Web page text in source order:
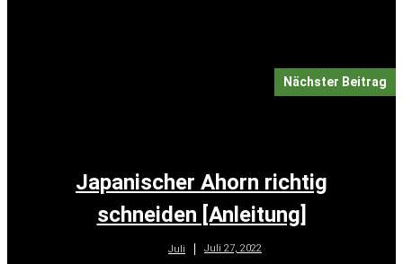
Nächster Beitrag
Japanischer Ahorn richtig
schneiden [Anleitung]
Juli Juli 27, 2022